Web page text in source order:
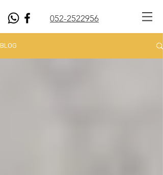
052-2522956
BLOG